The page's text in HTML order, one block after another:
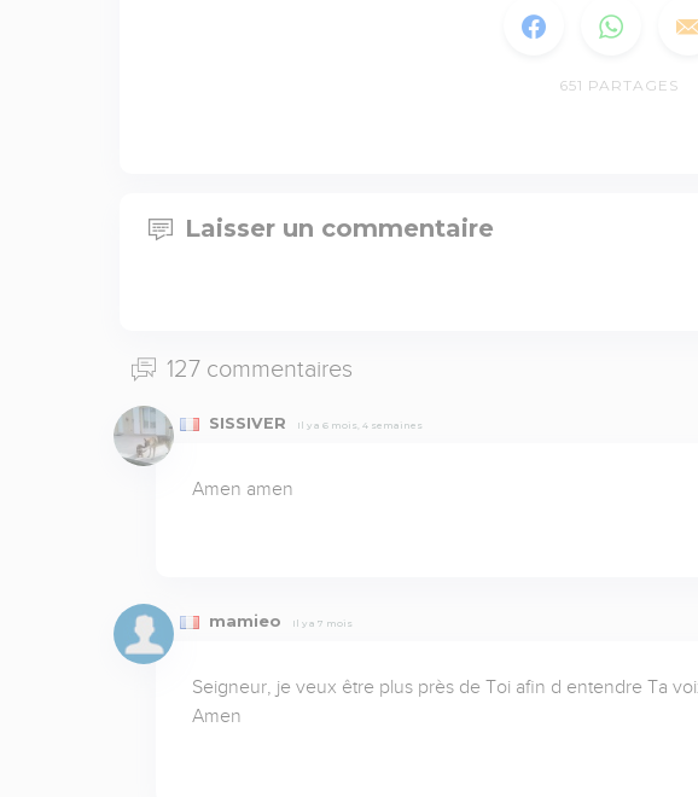
651 PARTAGES
Laisser un commentaire
127 commentaires
SISSIVER Il y a 6 mois, 4 semaines
Amen amen
mamieo Il y a 7 mois
Seigneur, je veux être plus près de Toi afin d entendre Ta
Amen